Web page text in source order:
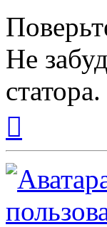
Не
статора.
началу